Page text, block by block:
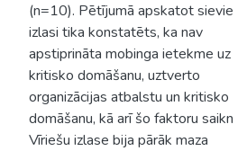
(n=10). Pētījumā apskatot sieviešu
izlasi tika konstatēts, ka nav
apstiprināta mobinga ietekme uz
kritisko domāšanu, uztverto
organizācijas atbalstu un kritisko
domāšanu, kā arī šo faktoru saikne.
Vīriešu izlase bija pārāk maza